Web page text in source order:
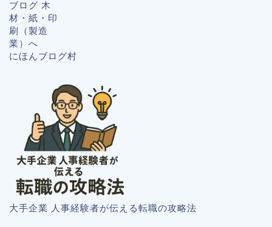
にほんブログ村
大手企業 人事経験者が伝える転職の攻略法